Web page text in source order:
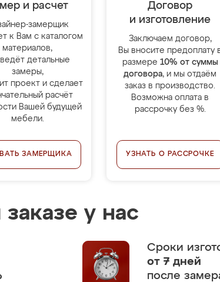
и расчет
замерщик
к Вам с каталогом
материалов,
детальные
замеры,
проект и сделает
расчёт
Вашей будущей
мебели.
ЗАМЕРЩИКА
Договор
и изготовление
Заключаем договор,
Вы вносите предоплату
размере 10% от суммы
договора, и мы отдаём
заказ в производство.
Возможна оплата в
рассрочку без %.
УЗНАТЬ О РАССРОЧКЕ
у нас
Сроки
от 7 дней
после